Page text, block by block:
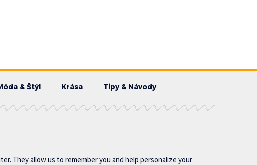
& Štýl Krása Tipy & Návody
They allow us to remember you and help personalize your